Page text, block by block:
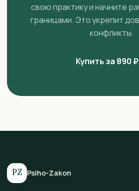
свою практику и начните
границами. Это укрепит
конфликты.
Купить за 890
PZ Psiho-Zakon